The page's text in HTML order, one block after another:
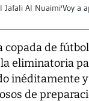
Jafali Al Nuaimi'Voy a
copada de
eliminatoria
inéditamente
de